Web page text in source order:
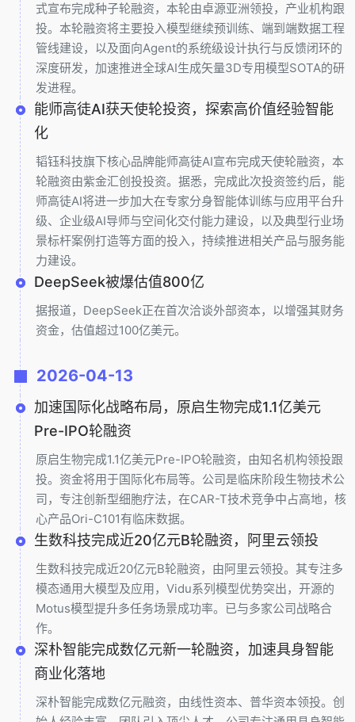
式宣布完成种子轮融资，本轮由卓源亚洲领投，产业机构跟
投。本轮融资将主要投入模型继续预训练、端到端数据工程
管线建设，以及面向Agent的系统级设计执行与反馈闭环的
深度研发，加速推进全球AI生成矢量3D专用模型SOTA的研
发进程。
能师高徒AI获天使轮投资，探索高价值经验智能
化
韬钰科技旗下核心品牌能师高徒AI宣布完成天使轮融资，本
轮融资由紫金汇创投投资。据悉，完成此次投资签约后，能
师高徒AI将进一步加大在专家分身智能体训练与应用平台升
级、企业级AI导师与空间化交付能力建设，以及典型行业场
景标杆案例打造等方面的投入，持续推进相关产品与服务能
力建设。
DeepSeek被爆估值800亿
据报道，DeepSeek正在首次洽谈外部资本，以增强其财务
资金，估值超过100亿美元。
2026-04-13
加速国际化战略布局，原启生物完成1.1亿美元
Pre-IPO轮融资
原启生物完成1.1亿美元Pre-IPO轮融资，由知名机构领投跟
投。资金将用于国际化布局等。公司是临床阶段生物技术公
司，专注创新型细胞疗法，在CAR-T技术竞争中占高地，核
心产品Ori-C101有临床数据。
生数科技完成近20亿元B轮融资，阿里云领投
生数科技完成近20亿元B轮融资，由阿里云领投。其专注多
模态通用大模型及应用，Vidu系列模型优势突出，开源的
Motus模型提升多任务场景成功率。已与多家公司战略合
作。
深朴智能完成数亿元新一轮融资，加速具身智能
商业化落地
深朴智能完成数亿元融资，由线性资本、普华资本领投。创